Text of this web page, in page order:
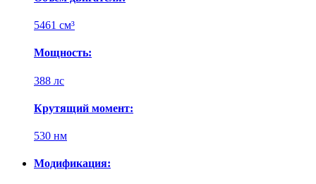
5461 см³
Мощность:
388 лс
Крутящий момент:
530 нм
Модификация: